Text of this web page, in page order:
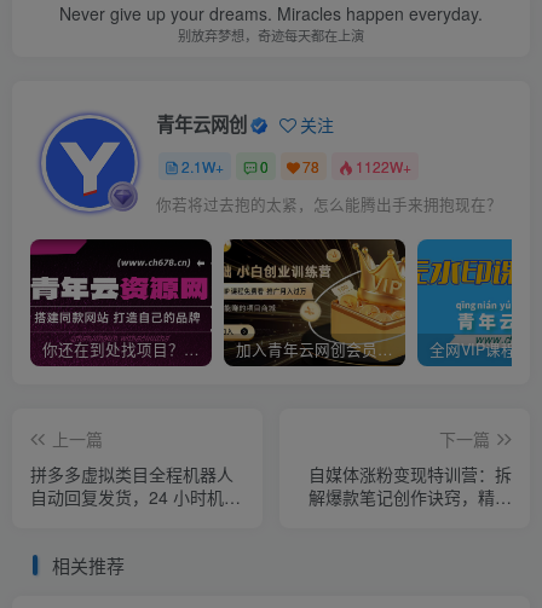
Never give up your dreams. Miracles happen everyday.
别放弃梦想，奇迹每天都在上演
青年云网创 关注
2.1W+ 0 78 1122W+
你若将过去抱的太紧，怎么能腾出手来拥抱现在？
你还在到处找项目？还在当韭菜？我靠卖项目一个月收入5万+，曾经我也是个失败者。 加入青年云网创会员，全站资源免费学习。加入高级合伙人，推广日入1000+
上一篇
拼多多虚拟类目全程机器人
自动回复发货，24 小时机器
下一篇
自媒体涨粉变现特训营：拆
解爆款笔记创作诀窍，精通
相关推荐